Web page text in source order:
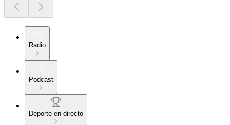
Radio
Podcast
Deporte en directo